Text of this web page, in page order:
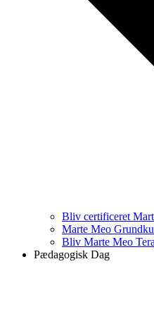
Bliv certificeret
Marte Meo
Bliv Marte Meo
Pædagogisk Dag